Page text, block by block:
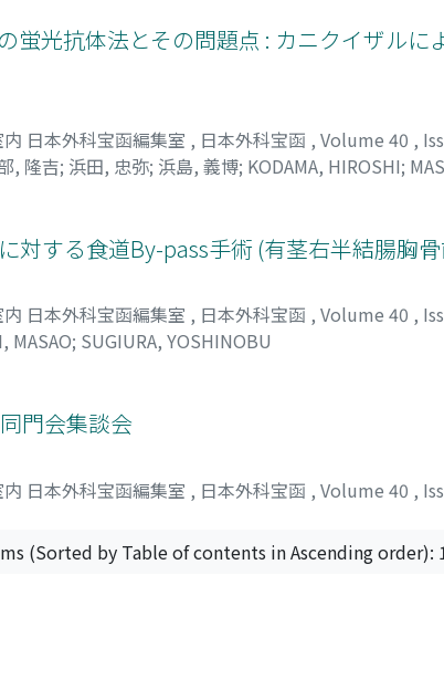
蛍光抗体法とその問題点 : カニクイザルに
日本外科宝函編集室 , 日本外科宝函 , Volume 40 ,
, 隆吉; 浜田, 忠弥; 浜島, 義博; KODAMA, HIROSHI;
対する食道By-pass手術 (有茎右半結腸胸
日本外科宝函編集室 , 日本外科宝函 , Volume 40 ,
MASAO; SUGIURA, YOSHINOBU
門会集談会
日本外科宝函編集室 , 日本外科宝函 , Volume 40 ,
(Sorted by Table of contents in Ascending order):